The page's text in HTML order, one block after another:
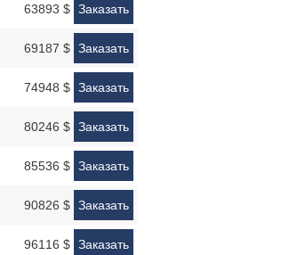
63893 $ Заказать
69187 $ Заказать
74948 $ Заказать
80246 $ Заказать
85536 $ Заказать
90826 $ Заказать
96116 $ Заказать